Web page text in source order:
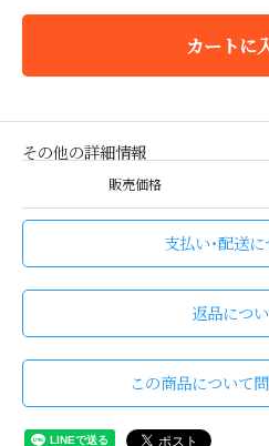
カートに
その他の詳細情報
販売価格
支払い・配送
返品につ
この商品について